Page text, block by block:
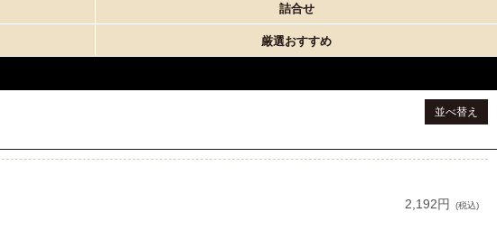
詰合せ
厳選おすすめ
並べ替え
2,192円 (税込)